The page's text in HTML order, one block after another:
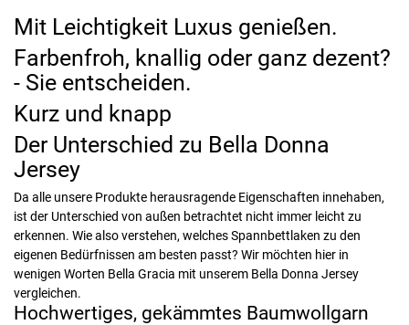
Mit Leichtigkeit Luxus genießen.
Farbenfroh, knallig oder ganz dezent?
- Sie entscheiden.
Kurz und knapp
Der Unterschied zu Bella Donna
Jersey
Da alle unsere Produkte herausragende Eigenschaften innehaben,
ist der Unterschied von außen betrachtet nicht immer leicht zu
erkennen. Wie also verstehen, welches Spannbettlaken zu den
eigenen Bedürfnissen am besten passt? Wir möchten hier in
wenigen Worten Bella Gracia mit unserem Bella Donna Jersey
vergleichen.
Hochwertiges, gekämmtes Baumwollgarn